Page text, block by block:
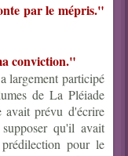
par le mépris."
conviction."
largement participé
de La Pléiade
avait prévu d'écrire
qu'il avait
pour le